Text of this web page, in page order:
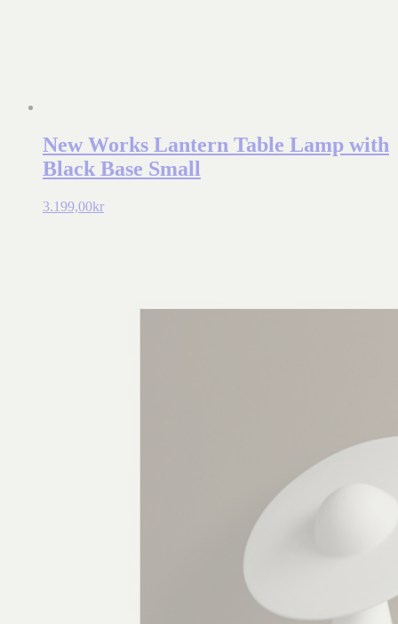
New Works Lantern Table Lamp with
Black Base Small
3.199,00kr